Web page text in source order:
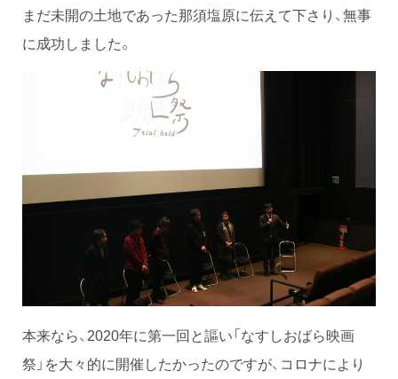
まだ未開の土地であった那須塩原に伝えて下さり、無事
に成功しました。
本来なら、2020年に第一回と謳い「なすしおばら映画
祭」を大々的に開催したかったのですが、コロナにより